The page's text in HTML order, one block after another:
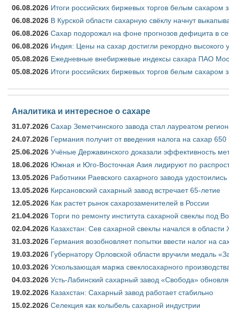
06.08.2026 Итоги российских биржевых торгов белым сахаром
06.08.2026 В Курской области сахарную свёклу начнут
06.08.2026 Сахар подорожал на фоне прогнозов дефицита в
06.08.2026 Индия: Цены на сахар достигли рекордно высокого
05.08.2026 Ежедневные внебиржевые индексы сахара ПАО
05.08.2026 Итоги российских биржевых торгов белым сахаром
Аналитика и интересное о сахаре
31.07.2026 Сахар Земетчинского завода стал лауреатом
24.07.2026 Германия получит от введения налога на сахар
25.06.2026 Учёные Державинского доказали эффективность
18.06.2026 Южная и Юго-Восточная Азия лидируют по
13.05.2026 Работники Раевского сахарного завода удостоились
13.05.2026 Кирсановский сахарный завод встречает 65-летие
12.05.2026 Как растет рынок сахарозаменителей в России
21.04.2026 Торги по ремонту института сахарной свеклы под
02.04.2026 Казахстан: Сев сахарной свеклы начался в области
31.03.2026 Германия возобновляет попытки ввести налог на
19.03.2026 Губернатору Орловской области вручили медаль
10.03.2026 Ускользающая маржа свеклосахарного
04.03.2026 Усть-Лабинский сахарный завод «Свобода»
19.02.2026 Казахстан: Сахарный завод работает стабильно
15.02.2026 Селекция как колыбель сахарной индустрии